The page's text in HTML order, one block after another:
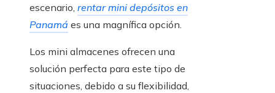
escenario, rentar mini depósitos en
Panamá es una magnífica opción.
Los mini almacenes ofrecen una
solución perfecta para este tipo de
situaciones, debido a su flexibilidad,